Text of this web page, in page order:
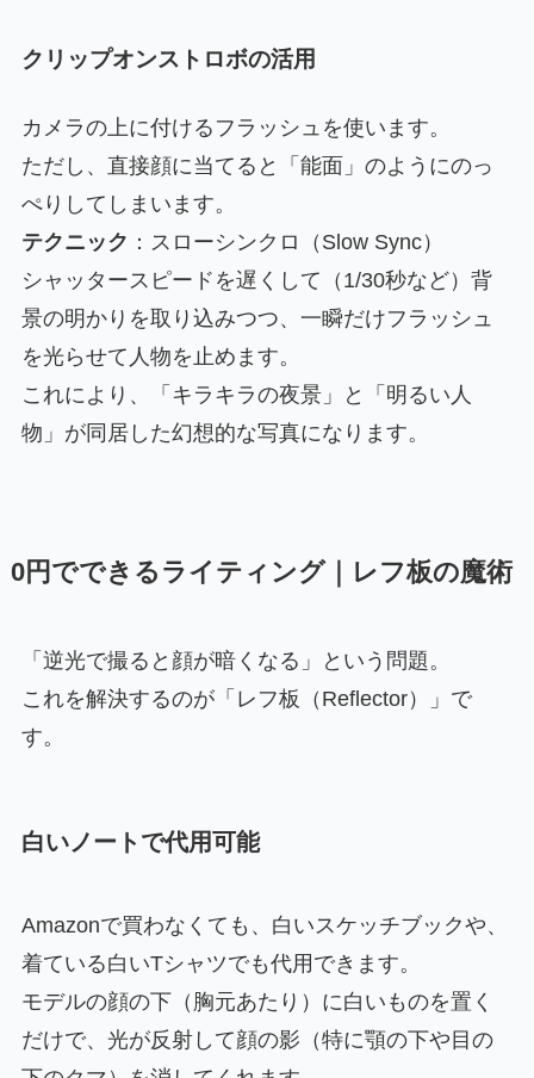
クリップオンストロボの活用
カメラの上に付けるフラッシュを使います。
ただし、直接顔に当てると「能面」のようにのっ
ぺりしてしまいます。
テクニック ：スローシンクロ（Slow Sync）
シャッタースピードを遅くして（1/30秒など）背
景の明かりを取り込みつつ、一瞬だけフラッシュ
を光らせて人物を止めます。
これにより、「キラキラの夜景」と「明るい人
物」が同居した幻想的な写真になります。
0円でできるライティング｜レフ板の魔術
「逆光で撮ると顔が暗くなる」という問題。
これを解決するのが「レフ板（Reflector）」で
す。
白いノートで代用可能
Amazonで買わなくても、白いスケッチブックや、
着ている白いTシャツでも代用できます。
モデルの顔の下（胸元あたり）に白いものを置く
だけで、光が反射して顔の影（特に顎の下や目の